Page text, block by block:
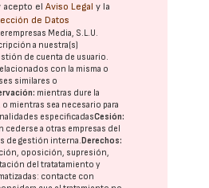
acepto elAviso Legal y la
de Datos
Media, S.L.U.
a nuestra(s)
de cuenta de usuario.
con la misma o
similares o
mientras dure la
mientras sea necesario para
especificadasCesión:
cederse a otras empresas del
de gestión interna. Derechos:
oposición, supresión,
del tratatamiento y
contacte con